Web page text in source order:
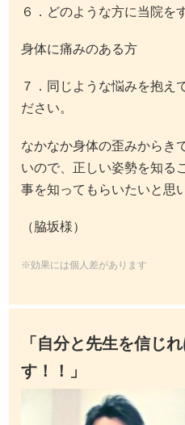
６．どのような方に当院を
身体に痛みのある方
７．同じような悩みを抱え
ださい。
なかなか身体の歪みからき
いので、正しい姿勢を知る
事を知ってもらいたいと思
（脇坂様）
※効果には個人差があります
「自分と先生を信じ
す！！」